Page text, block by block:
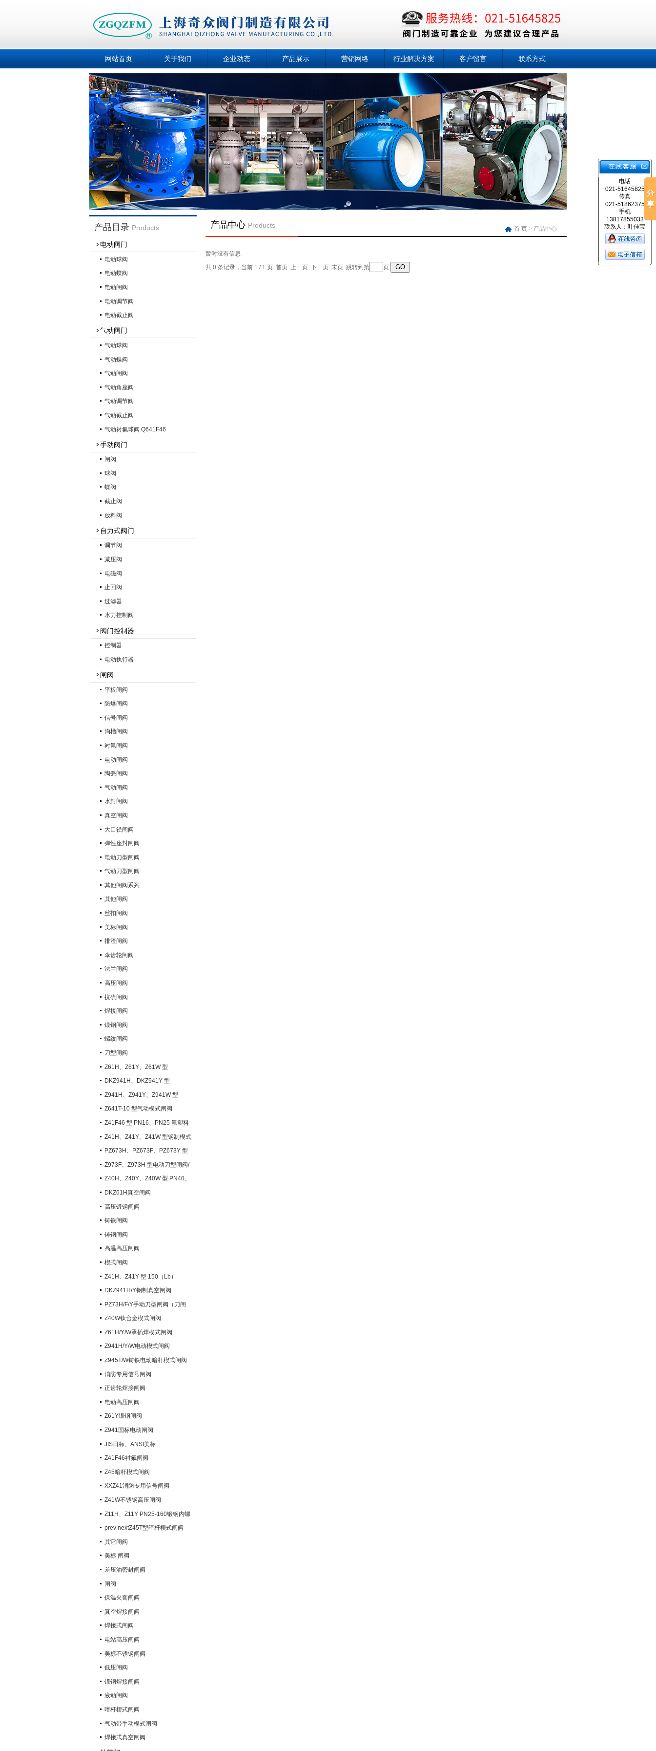
网站首页 关于我们 企业动态 产品展示 营销网络 行业解决方案 客户留言 联系方式
产品目录 Products
电动阀门
电动球阀
电动蝶阀
电动闸阀
电动调节阀
电动截止阀
气动阀门
气动球阀
气动蝶阀
气动闸阀
气动角座阀
气动调节阀
气动截止阀
气动衬氟球阀 Q641F46
手动阀门
闸阀
球阀
蝶阀
截止阀
放料阀
自力式阀门
调节阀
减压阀
电磁阀
止回阀
过滤器
水力控制阀
阀门控制器
控制器
电动执行器
闸阀
平板闸阀
防爆闸阀
信号闸阀
沟槽闸阀
衬氟闸阀
电动闸阀
陶瓷闸阀
气动闸阀
水封闸阀
真空闸阀
大口径闸阀
弹性座封闸阀
电动刀型闸阀
气动刀型闸阀
其他闸阀系列
其他闸阀
丝扣闸阀
美标闸阀
排渣闸阀
伞齿轮闸阀
法兰闸阀
高压闸阀
抗硫闸阀
焊接闸阀
锻钢闸阀
螺纹闸阀
刀型闸阀
Z61H、Z61Y、Z61W 型
PN100~PN160 承插焊楔式闸阀
DKZ941H、DKZ941Y 型
PN10~PN100 钢制真空闸阀
Z941H、Z941Y、Z941W 型
PN100~PN200 钢制电动楔式闸阀
Z641T-10 型气动楔式闸阀
Z41F46 型 PN16、PN25 氟塑料
衬里楔式闸阀
Z41H、Z41Y、Z41W 型钢制楔式
闸阀PZ673H、PZ673F、PZ673Y 型
气动刀型闸阀/刀闸阀
Z973F、Z973H 型电动刀型闸阀/
刀闸阀
Z40H、Z40Y、Z40W 型 PN40、
PN63 钢制楔式闸阀
DKZ61H真空闸阀
高压锻钢闸阀
铸铁闸阀
铸钢闸阀
高温高压闸阀
楔式闸阀
Z41H、Z41Y 型 150（Lb）
~600（Lb） 钢制楔式闸阀
DKZ941H/Y钢制真空闸阀
PZ73H/F/Y手动刀型闸阀（刀闸
阀）Z40W钛合金楔式闸阀
Z61H/Y/W承插焊楔式闸阀
Z941H/Y/W电动楔式闸阀
Z945T/W铸铁电动暗杆楔式闸阀
消防专用信号闸阀
正齿轮焊接闸阀
电动高压闸阀
Z61Y锻钢闸阀
Z941国标电动闸阀
JIS日标、ANSI美标
Z41F46衬氟闸阀
Z45暗杆楔式闸阀
XXZ41消防专用信号闸阀
Z41W不锈钢高压闸阀
Z11H、Z11Y PN25-160锻钢内螺
纹楔式闸阀
prev nextZ45T型暗杆楔式闸阀
其它闸阀
美标 闸阀
差压油密封闸阀
闸阀
保温夹套闸阀
真空焊接闸阀
焊接式闸阀
电站高压闸阀
美标不锈钢闸阀
低压闸阀
锻钢焊接闸阀
液动闸阀
暗杆楔式闸阀
气动带手动楔式闸阀
焊接式真空闸阀
产品中心 Products 首 页 > 产品中心
暂时没有信息
共 0 条记录，当前 1 / 1 页 首页 上一页 下一页 末页 跳转到第
页
电话
021-51645825
传真
021-51862375
手机
13817855033
联系人：叶佳宝